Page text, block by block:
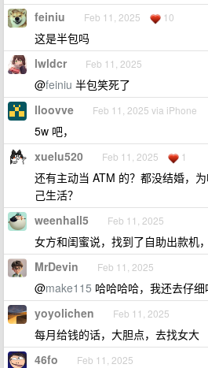
feiniu Feb 11, 2025 10
这是半包吗
lwldcr Feb 11, 2025
@feiniu 半包笑死了
lloovve Feb 11, 2025 via iPhone
5w 吧，
xuelu520 Feb 11, 2025 1
还有主动当 ATM 的？都没结婚，
己生活？
weenhall5 Feb 11, 2025
女方和闺蜜说，找到了自助出款机
MrDevin Feb 11, 2025
@make115 哈哈哈哈，我还去仔
yoyolichen Feb 11, 2025
每月给钱的话，大胆点，去找女大
46fo Feb 11, 2025